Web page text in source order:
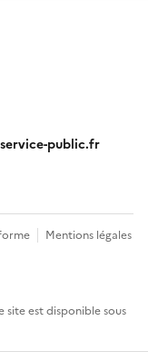
service-public.fr
Mentions légales
est disponible sous